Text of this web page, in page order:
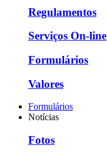
Regulamentos
Serviços On-line
Formulários
Valores
Formulários
Notícias
Fotos